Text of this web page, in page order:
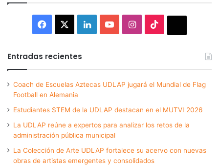
Facebook LinkedInYouTubeInstagram
Entradas recientes
Coach de Escuelas Aztecas UDLAP jugará el Mundial de Flag
Football en Alemania
Estudiantes STEM de la UDLAP destacan en el MUTVI 2026
La UDLAP reúne a expertos para analizar los retos de la
administración pública municipal
La Colección de Arte UDLAP fortalece su acervo con nuevas
obras de artistas emergentes y consolidados